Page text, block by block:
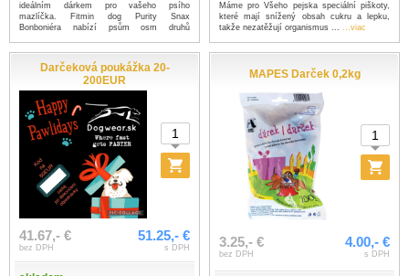
ideálním dárkem pro vašeho psího
mazlíčka. Fitmin dog Purity Snax
Bonboniéra nabízí psům osm druhů
Máme pro Všeho pejska speciální piškoty,
které mají snížený obsah cukru a lepku,
takže nezatěžují organismus ... ...viac
Darčeková poukážka 20-
200EUR
41.67,- €
bez DPH
51.25,- €
s DPH
MAPES Darček 0,2kg
3.25,- €
bez DPH
4.00,- €
s DPH